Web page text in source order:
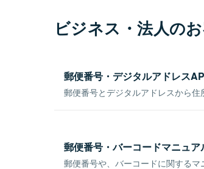
ビジネス・法人の
郵便番号・デジタルアドレス
郵便番号とデジタルアドレスから住
郵便番号・バーコードマニュア
郵便番号や、バーコードに関するマ